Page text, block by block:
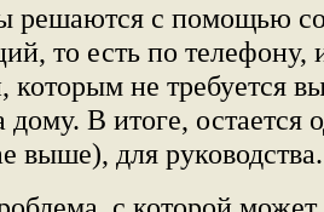
решаются с помощью
то есть по телефону,
которым не требуется
дому. В итоге,
выше), для руководства.